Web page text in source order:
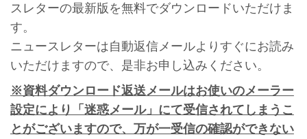
スレターの最新版を無料でダウンロードいただけま
す。
ニュースレターは自動返信メールよりすぐにお読み
いただけますので、是非お申し込みください。
※資料ダウンロード返送メールはお使いのメーラー
設定により「迷惑メール」にて受信されてしまうこ
とがございますので、万が一受信の確認ができない